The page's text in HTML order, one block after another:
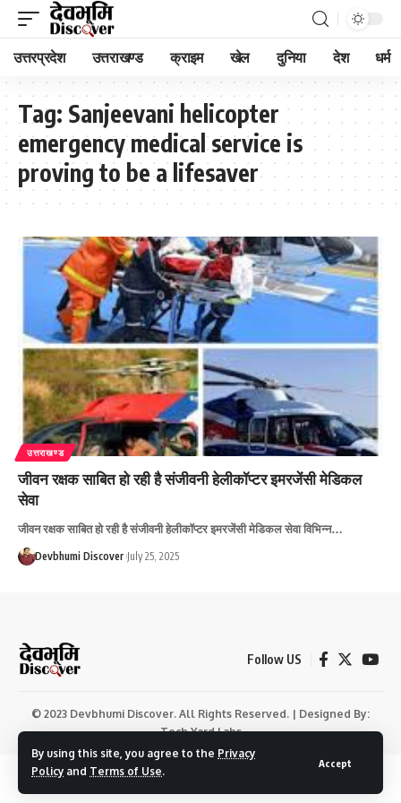
By using this site, you agree to the Privacy
Policy and Terms of Use.
Accept
उत्तरप्रदेश उत्तराखण्ड क्राइम खेल दुनिया देश धर्म
Tag: Sanjeevani helicopter
emergency medical service is
proving to be a lifesaver
उत्तराखण्ड
जीवन रक्षक साबित हो रही है संजीवनी हेलीकॉप्टर इमरजेंसी मेडिकल
सेवा
जीवन रक्षक साबित हो रही है संजीवनी हेलीकॉप्टर इमरजेंसी मेडिकल सेवा विभिन्न…
Devbhumi Discover July 25, 2025
Follow US
© 2023 Devbhumi Discover. All Rights Reserved. | Designed By:
Tech Yard Labs